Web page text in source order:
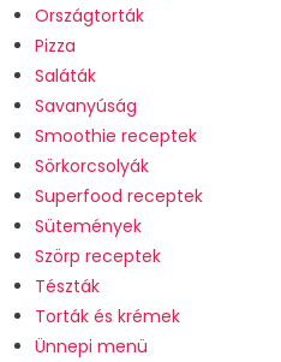
Országtorták
Pizza
Saláták
Savanyúság
Smoothie receptek
Sörkorcsolyák
Superfood receptek
Sütemények
Szörp receptek
Tészták
Torták és krémek
Ünnepi menü